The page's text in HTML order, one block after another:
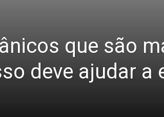
que são
deve ajudar a